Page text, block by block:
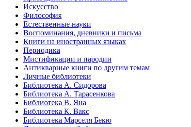
Искусство
Философия
Естественные науки
Воспоминания, дневники и письма
Книги на иностранных языках
Периодика
Мистификации и пародии
Антикварные книги по другим темам
Личные библиотеки
Библиотека А. Сидорова
Библиотека А. Тарасенкова
Библиотека В. Яна
Библиотека К. Вакс
Библиотека Марселя Бекю